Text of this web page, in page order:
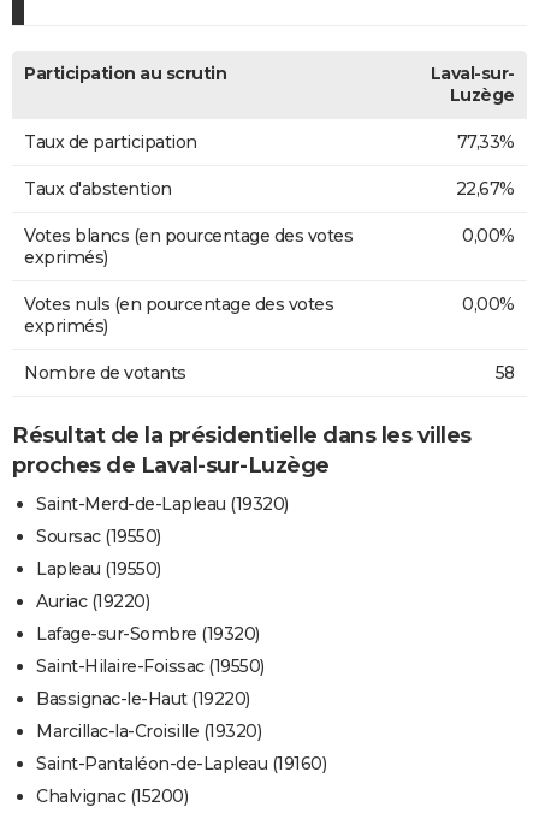
Participation au scrutin
Laval-sur-
Luzège
Taux de participation 77,33%
Taux d'abstention 22,67%
Votes blancs (en pourcentage des votes
exprimés)
0,00%
Votes nuls (en pourcentage des votes
exprimés)
0,00%
Nombre de votants 58
Résultat de la présidentielle dans les villes
proches de Laval-sur-Luzège
Saint-Merd-de-Lapleau (19320)
Soursac (19550)
Lapleau (19550)
Auriac (19220)
Lafage-sur-Sombre (19320)
Saint-Hilaire-Foissac (19550)
Bassignac-le-Haut (19220)
Marcillac-la-Croisille (19320)
Saint-Pantaléon-de-Lapleau (19160)
Chalvignac (15200)